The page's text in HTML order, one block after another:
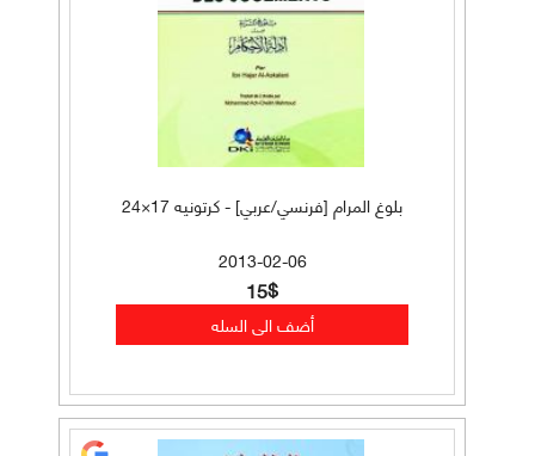
بلوغ المرام [فرنسي/عربي] - كرتونيه 17×24
2013-02-06
15$